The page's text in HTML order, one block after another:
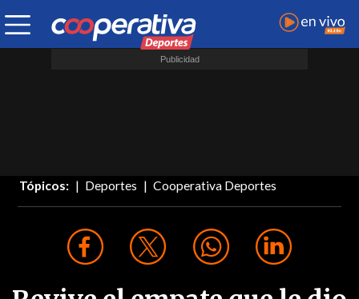
Tópicos: Deportes Cooperativa Deportes